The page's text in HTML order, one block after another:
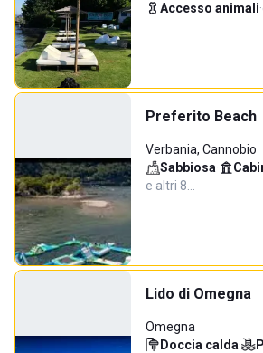
Accesso animali·
Preferito Beach
Verbania, Cannobio
Sabbiosa·
e altri 8…
Lido di Omegna
Omegna
Doccia calda·